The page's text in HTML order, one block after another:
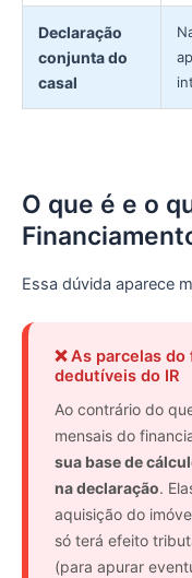
Declaração
conjunta do
casal
O que é e o
Essa dúvida aparece
❌ As parcelas
dedutíveis do IR
Ao contrário do
mensais do
sua base de
na declaração.
aquisição do
só terá efeito
(para apurar